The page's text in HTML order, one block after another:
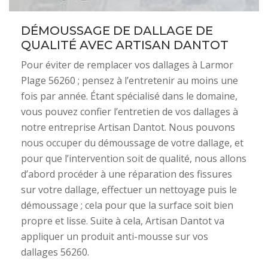
DÉMOUSSAGE DE DALLAGE DE
QUALITÉ AVEC ARTISAN DANTOT
Pour éviter de remplacer vos dallages à Larmor
Plage 56260 ; pensez à l’entretenir au moins une
fois par année. Étant spécialisé dans le domaine,
vous pouvez confier l’entretien de vos dallages à
notre entreprise Artisan Dantot. Nous pouvons
nous occuper du démoussage de votre dallage, et
pour que l’intervention soit de qualité, nous allons
d’abord procéder à une réparation des fissures
sur votre dallage, effectuer un nettoyage puis le
démoussage ; cela pour que la surface soit bien
propre et lisse. Suite à cela, Artisan Dantot va
appliquer un produit anti-mousse sur vos
dallages 56260.